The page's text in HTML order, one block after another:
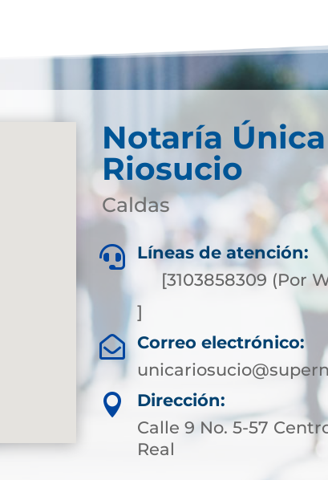
Notaría
Riosucio
Caldas

Líneas de atención:
[3103858309 (Por
]

Correo electrónico:

Dirección:
Calle 9 No. 5-57
Real